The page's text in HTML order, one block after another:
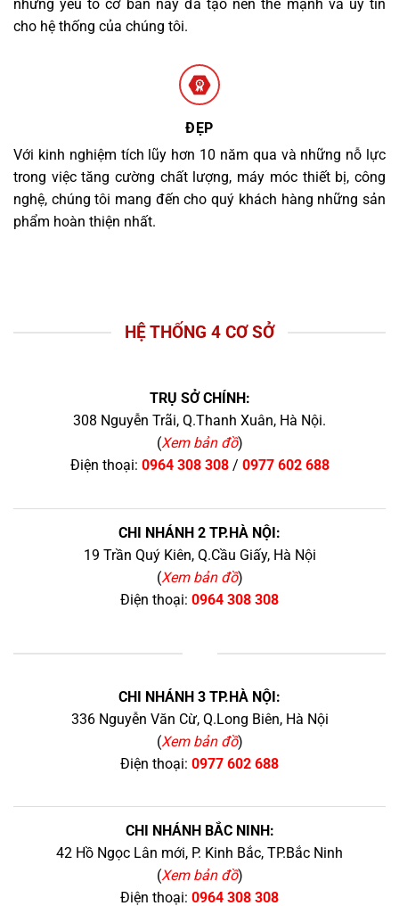
những yếu tố cơ bản này đã tạo nên thế mạnh và uy tín
cho hệ thống của chúng tôi.
ĐẸP
Với kinh nghiệm tích lũy hơn 10 năm qua và những nỗ lực
trong việc tăng cường chất lượng, máy móc thiết bị, công
nghệ, chúng tôi mang đến cho quý khách hàng những sản
phẩm hoàn thiện nhất.
HỆ THỐNG 4 CƠ SỞ
TRỤ SỞ CHÍNH:
308 Nguyễn Trãi, Q.Thanh Xuân, Hà Nội.
(Xem bản đồ)
Điện thoại: 0964 308 308/ 0977 602 688
CHI NHÁNH 2 TP.HÀ NỘI:
19 Trần Quý Kiên, Q.Cầu Giấy, Hà Nội
(Xem bản đồ)
Điện thoại: 0964 308 308
CHI NHÁNH 3 TP.HÀ NỘI:
336 Nguyễn Văn Cừ, Q.Long Biên, Hà Nội
(Xem bản đồ)
Điện thoại: 0977 602 688
CHI NHÁNH BẮC NINH:
42 Hồ Ngọc Lân mới, P. Kinh Bắc, TP.Bắc Ninh
(Xem bản đồ)
Điện thoại: 0964 308 308